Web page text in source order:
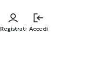
Registrati Accedi